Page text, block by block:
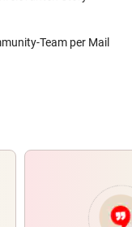
Team per Mail